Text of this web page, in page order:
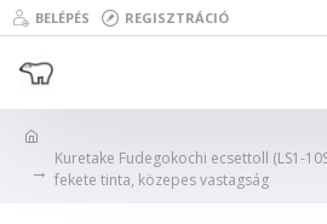
BELÉPÉS REGISZTRÁCIÓ
Kuretake Fudegokochi ecsettoll (LS1-
fekete tinta, közepes vastagság